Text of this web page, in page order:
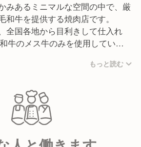
みあるミニマルな空間の中で、厳
和牛を提供する焼肉店です。
全国各地から目利きして仕入れ
牛のメス牛のみを使用していま
々工夫を重ねています。 私たちは
ていただける体験」をお届けする
、お店づくりを行っています。
こだわり抜いた焼肉を通して、ご
のお客様に満足以上の価値を感じ
めています。
もっと読む